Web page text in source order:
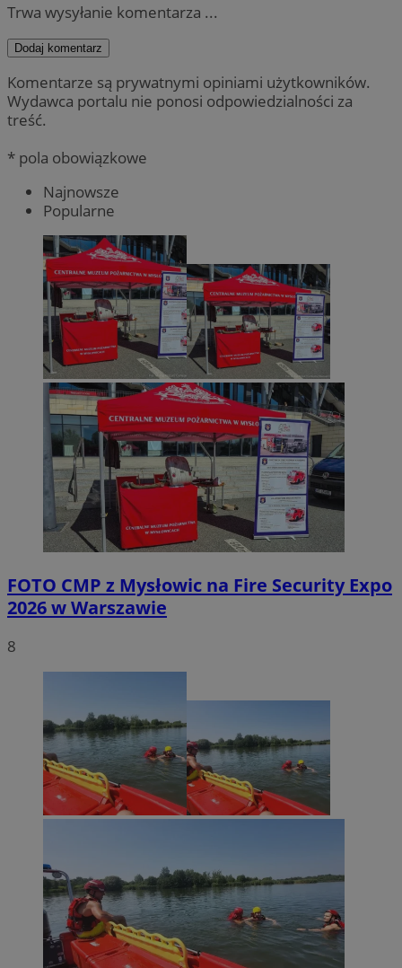
Trwa wysyłanie komentarza ...
Dodaj komentarz
Komentarze są prywatnymi opiniami użytkowników.
Wydawca portalu nie ponosi odpowiedzialności za
treść.
* pola obowiązkowe
Najnowsze
Popularne
FOTO CMP z Mysłowic na Fire Security Expo
2026 w Warszawie
8